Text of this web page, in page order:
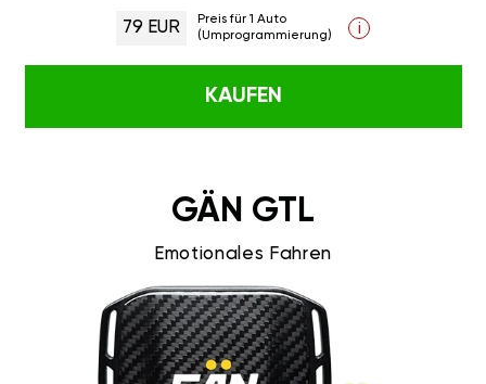
79 EUR
Preis für 1 Auto
(Umprogrammierung)
i
KAUFEN
GÄN GTL
Emotionales Fahren